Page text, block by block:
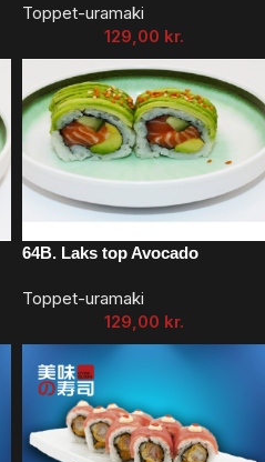
Toppet-uramaki
129,00 kr.
64B. Laks top Avocado
Toppet-uramaki
129,00 kr.